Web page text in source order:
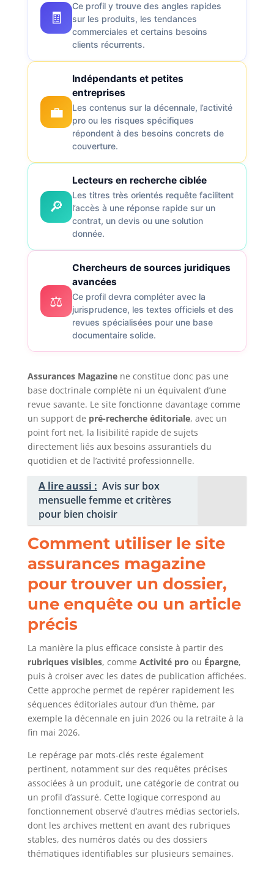
🧾
Ce profil y trouve des angles rapides
sur les produits, les tendances
commerciales et certains besoins
clients récurrents.
💼
Indépendants et petites
entreprises
Les contenus sur la décennale, l’activité
pro ou les risques spécifiques
répondent à des besoins concrets de
couverture.
🔎
Lecteurs en recherche ciblée
Les titres très orientés requête facilitent
l’accès à une réponse rapide sur un
contrat, un devis ou une solution
donnée.
⚖️
Chercheurs de sources juridiques
avancées
Ce profil devra compléter avec la
jurisprudence, les textes officiels et des
revues spécialisées pour une base
documentaire solide.
Assurances Magazinene constitue donc pas une
base doctrinale complète ni un équivalent d’une
revue savante. Le site fonctionne davantage comme
un support de pré-recherche éditoriale, avec un
point fort net, la lisibilité rapide de sujets
directement liés aux besoins assurantiels du
quotidien et de l’activité professionnelle.
A lire aussi : Avis sur box
mensuelle femme et critères
pour bien choisir
Comment utiliser le site
assurances magazine
pour trouver un dossier,
une enquête ou un article
précis
La manière la plus efficace consiste à partir des
rubriques visibles, comme Activité pro ou Épargne,
puis à croiser avec les dates de publication affichées.
Cette approche permet de repérer rapidement les
séquences éditoriales autour d’un thème, par
exemple la décennale en juin 2026 ou la retraite à la
fin mai 2026.
Le repérage par mots-clés reste également
pertinent, notamment sur des requêtes précises
associées à un produit, une catégorie de contrat ou
un profil d’assuré. Cette logique correspond au
fonctionnement observé d’autres médias sectoriels,
dont les archives mettent en avant des rubriques
stables, des numéros datés ou des dossiers
thématiques identifiables sur plusieurs semaines.